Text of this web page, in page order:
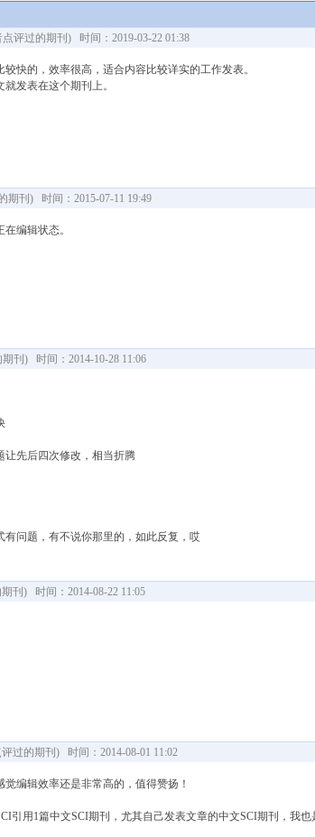
评过的期刊 ) 时间：2019-03-22 01:38
快的，效率很高，适合内容比较详实的工作发表。
发表在这个期刊上。
期刊 ) 时间：2015-07-11 19:49
编辑状态。
刊 ) 时间：2014-10-28 11:06
让先后四次修改，相当折腾
有问题，有不说你那里的，如此反复，哎
刊 ) 时间：2014-08-22 11:05
过的期刊 ) 时间：2014-08-01 11:02
编辑效率还是非常高的，值得赞扬！
引用1篇中文SCI期刊，尤其自己发表文章的中文SCI期刊，我也